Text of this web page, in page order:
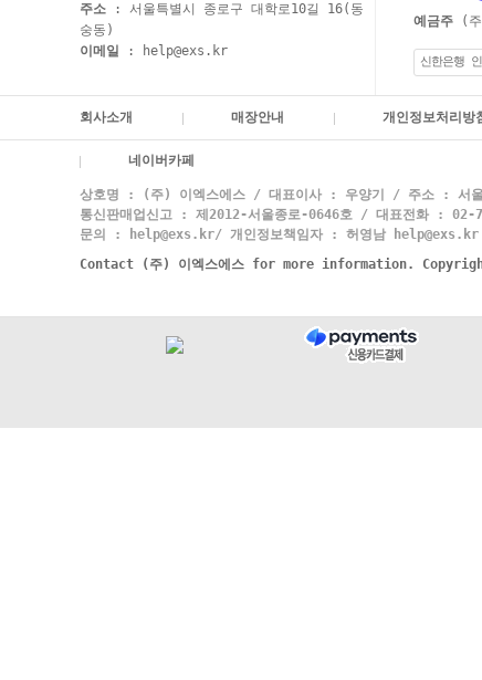
주소 : 서울특별시 종로구 대학로10길 16(동
숭동)
이메일
: help@exs.kr
예금주 (
신한은행
회사소개 매장안내 개인정보처리방
네이버카페
상호명 : (주) 이엑스에스 / 대표이사 : 우양기 / 주소 : 서울
통신판매업신고 : 제2012-서울종로-0646호 / 대표전화 :
문의 : help@exs.kr/ 개인정보책임자 : 허영남 help@exs.kr
Contact (주) 이엑스에스 for more information.